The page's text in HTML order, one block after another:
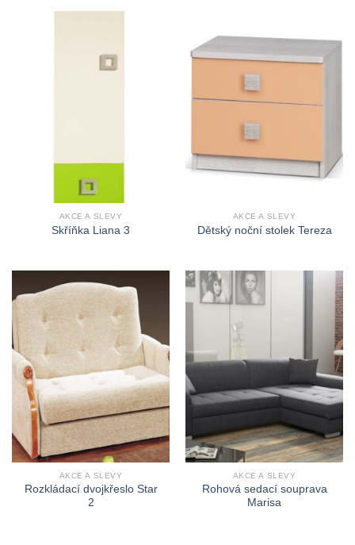
AKCE A SLEVY
Skříňka Liana 3
AKCE A SLEVY
Dětský noční stolek Tereza
AKCE A SLEVY
Rozkládací dvojkřeslo Star
2
AKCE A SLEVY
Rohová sedací souprava
Marisa